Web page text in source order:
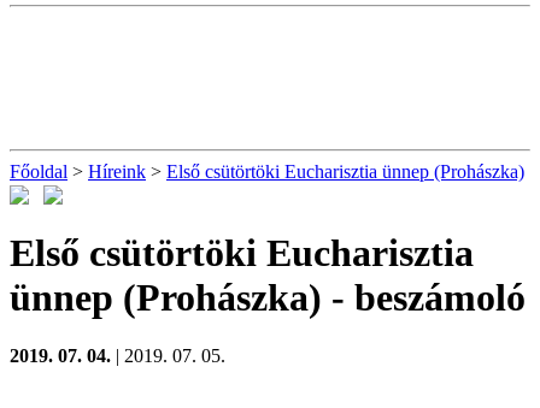
Főoldal > Híreink > Első csütörtöki Eucharisztia ünnep (Prohászka)
Első csütörtöki Eucharisztia
ünnep (Prohászka) - beszámoló
2019. 07. 04. | 2019. 07. 05.